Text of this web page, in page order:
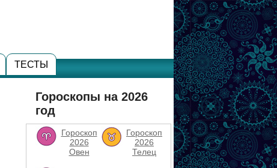
ТЕСТЫ
Гороскопы на 2026
год
Гороскоп
2026
Овен
Гороскоп
2026
Телец